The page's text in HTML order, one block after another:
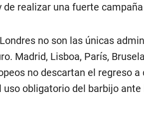
de realizar una fuerte
no son las únicas
Madrid, Lisboa, París,
no descartan el regreso
uso obligatorio del barbijo